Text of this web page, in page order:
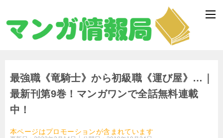
最強職《竜騎士》から初級職《運び屋》…｜
最新刊第9巻！マンガワンで全話無料連載
中！
本ページはプロモーションが含まれています